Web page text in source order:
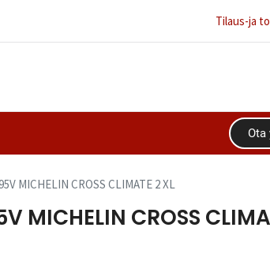
Tilaus-ja
Ota
MICHELIN CROSS CLIMATE 2 XL
MICHELIN CROSS